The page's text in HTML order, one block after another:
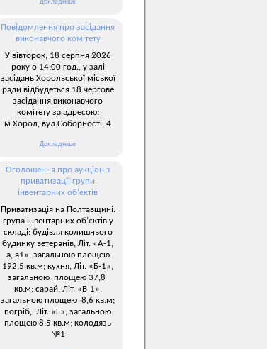
Докладніше
Повідомлення про засідання
виконавчого комітету
У вівторок, 18 серпня 2026
року о 14:00 год., у залі
засідань Хорольської міської
ради відбудеться 18 чергове
засідання виконавчого
комітету за адресою:
м.Хорол, вул.Соборності, 4
Докладніше
Оголошення про аукціон з
приватизації групи
інвентарних об’єктів
Приватизація на Полтавщині:
група інвентарних об’єктів у
складі: будівля колишнього
будинку ветеранів, Літ. «А-1,
а, а1», загальною площею
192,5 кв.м; кухня, Літ. «Б-1»,
загальною площею 37,8
кв.м; сарай, Літ. «В-1»,
загальною площею 8,6 кв.м;
погріб, Літ. «Г», загальною
площею 8,5 кв.м; колодязь
№1